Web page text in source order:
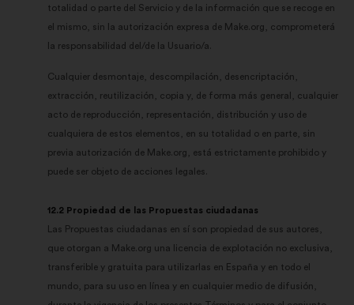
totalidad o parte del Servicio y de la información que se recoge en
el mismo, sin la autorización expresa de Make.org, comprometerá
la responsabilidad del/de la Usuario/a.
Cualquier desmontaje, descompilación, desencriptación,
extracción, reutilización, copia y, de forma más general, cualquier
acto de reproducción, representación, distribución y uso de
cualquiera de estos elementos, en su totalidad o en parte, sin
previa autorización de Make.org, está estrictamente prohibido y
puede ser objeto de acciones legales.
12.2 Propiedad de las Propuestas ciudadanas
Las Propuestas ciudadanas en sí son propiedad de sus autores,
que otorgan a Make.org una licencia de explotación no exclusiva,
transferible y gratuita para utilizarlas en España y en todo el
mundo, para su uso en línea y en cualquier medio de difusión,